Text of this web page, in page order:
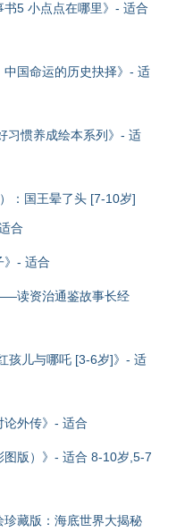
5 小点点在哪里》- 适合
国命运的历史抉择》- 适
习惯养成绘本系列》- 适
：国王晕了头 [7-10岁]
合
》- 适合
读资治通鉴故事长经
孩儿与哪吒 [3-6岁]》- 适
论外传》- 适合
版）》- 适合 8-10岁,5-7
藏版：海底世界大揭秘